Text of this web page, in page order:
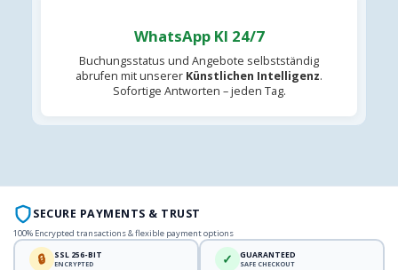
WhatsApp KI 24/7
Buchungsstatus und Angebote selbstständig
abrufen mit unserer Künstlichen Intelligenz.
Sofortige Antworten – jeden Tag.
SECURE PAYMENTS & TRUST
100% Encrypted transactions & flexible payment options
🔒 SSL 256-BIT
ENCRYPTED ✓ GUARANTEED
SAFE CHECKOUT